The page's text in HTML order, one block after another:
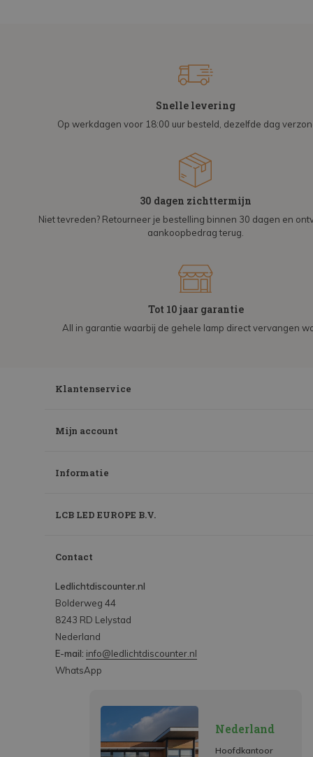
Snelle levering
Op werkdagen voor 18:00 uur besteld, dezelfde dag
30 dagen zichttermijn
Niet tevreden? Retourneer je bestelling binnen 30 dagen en
aankoopbedrag terug.
Tot 10 jaar garantie
All in garantie waarbij de gehele lamp direct vervangen
Klantenservice
Mijn account
Informatie
LCB LED EUROPE B.V.
Contact
Ledlichtdiscounter.nl
Bolderweg 44
8243 RD Lelystad
Nederland
E-mail: info@ledlichtdiscounter.nl
WhatsApp
Nederland
Hoofdkantoor